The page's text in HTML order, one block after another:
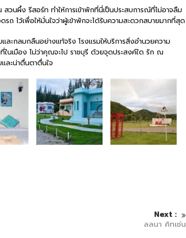
วนผึ้ง รีสอร์ท ทำให้การเข้าพักที่นี่เป็นประสบการณ์ที่ไม่อาจลืม
ถ ไว้เพื่อให้มั่นใจว่าผู้เข้าพักจะได้รับความสะดวกสบายมากที่สุด
ะกลมกลืนอย่างแท้จริง โรงแรมให้บริการสิ่งอำนวยความ
นเมือง ไม่ว่าคุณจะไป ราชบุรี ด้วยจุดประสงค์ใด รัก ณ
ละน่าตื่นตาตื่นใจ
Next :
ลลนา คิทเช่น